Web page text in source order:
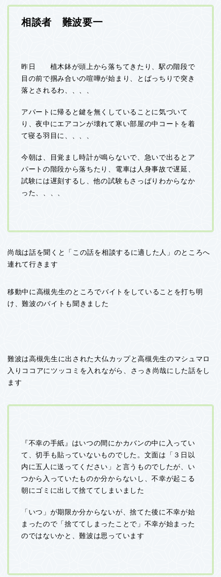
相談者 難波要一
昨日 植木鉢が頭上から落ちてきたり、駅の階段で
目の前で掴み合いの喧嘩が始まり、とばっちりで突き
落とされるわ、、、、
アパートに帰ると鍵を無くしていることに気づいて
り、夜中にエアコンが壊れて寒い部屋の中コートを着
て寝る羽目に、、、、
今朝は、目覚まし時計が鳴らないで、急いで出るとア
パートの階段から落ちたり、電車は人身事故で遅延、
試験には遅刻するし、他の試験もさっぱりわからなか
った、、、、
尚哉は話を聞くと「この話を相談するに適した人」のところへ
連れて行きます
移動中に高槻先生のところでバイトをしていることを打ち明
け、難波のバイトも聞きました
難波は高槻先生に出された大仏カップと高槻先生のマシュマロ
入りココアにツッコミを入れながら、さっき尚哉にした話をし
ます
『不幸の手紙』はいつの間にかカバンの中に入ってい
て、切手も貼っていないものでした。文面は「３日以
内に五人に送ってください」と言うものでしたが、い
つから入っていたものか分からないし、不幸が起こる
朝にゴミに出して捨ててしまいました
「いつ」が期限か分からないが、捨てた後に不幸が始
まったので「捨ててしまったことで」不幸が始まった
のではないかと、難波は思っています